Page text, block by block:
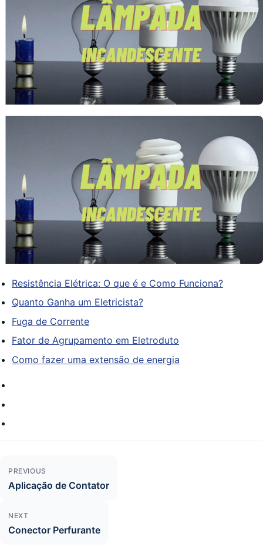
Resistência Elétrica: O que é e Como Funciona?
Quanto Ganha um Eletricista?
Fuga de Corrente
Fator de Agrupamento em Eletroduto
Como fazer uma extensão de energia
PREVIOUS
Aplicação de Contator
NEXT
Conector Perfurante